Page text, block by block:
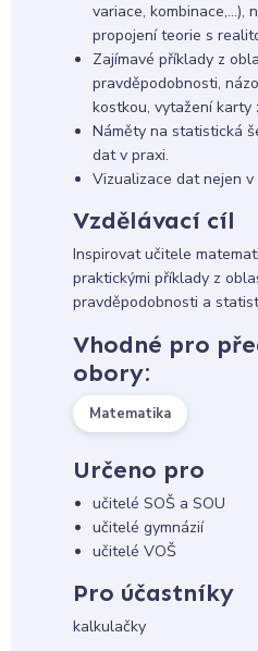
variace, kombinace,…),
propojení teorie s
Zajímavé příklady z
pravděpodobnosti,
kostkou, vytažení karty
Náměty na statistická
dat v praxi.
Vizualizace dat nejen
Vzdělávací cíl
Inspirovat učitele
praktickými příklady z
pravděpodobnosti a
Vhodné pro
obory:
Matematika
Určeno pro
učitelé SOŠ a SOU
učitelé gymnázií
učitelé VOŠ
Pro účastníky
kalkulačky